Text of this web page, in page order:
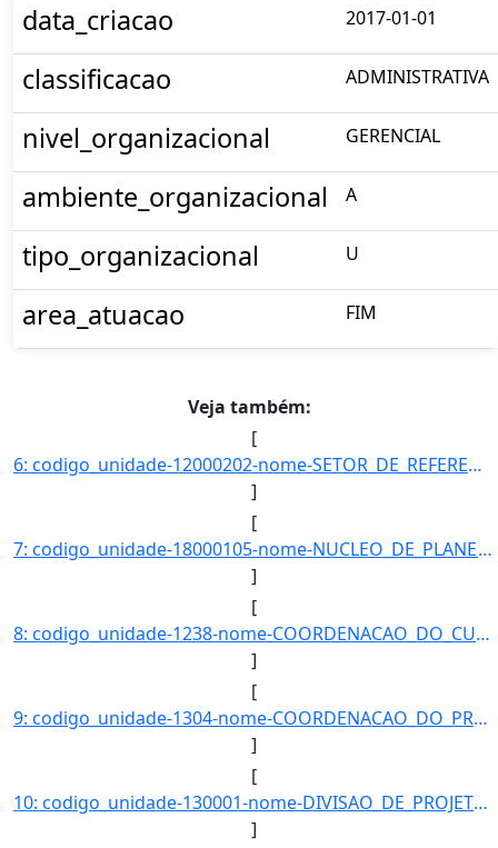
data_criacao
2017-01-01
classificacao ADMINISTRATIVA
nivel_organizacional GERENCIAL
ambiente_organizacional A
tipo_organizacional U
area_atuacao FIM
Veja também:
[
6: codigo_unidade-12000202-nome-SETOR_DE_REFERENCIA_E_EMPRESTIMO_DO_CAMPUS_ALTO_PARAOPEBA-email-null-te]
]
[
7: codigo_unidade-18000105-nome-NUCLEO_DE_PLANEJAMENTO_ESTRATEGICO-email-p-telefones-+553233795492-data]
]
[
8: codigo_unidade-1238-nome-COORDENACAO_DO_CURSO_DE_GRADUACAO_EM_BIOQUIMICA-email-null-telefones-null-d]
]
[
9: codigo_unidade-1304-nome-COORDENACAO_DO_PROGRAMA_DE_POS-GRADUACAO_EM_BIOTECNOLOGIA-email-null-telefo]
]
[
10: codigo_unidade-130001-nome-DIVISAO_DE_PROJETOS_E_QUALIFICACAO-email-null-telefones-null-data_criacao]
]